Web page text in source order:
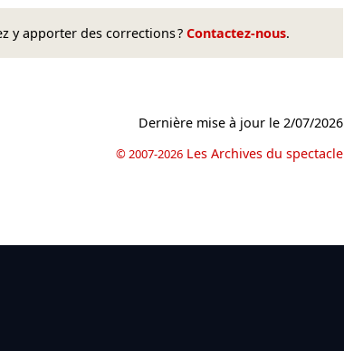
y apporter des corrections ? Contactez-nous.
Dernière mise à jour le2/07/2026
© 2007-2026 Les Archives du spectacle